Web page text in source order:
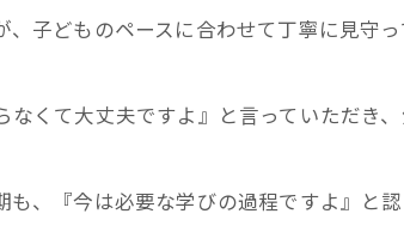
子どものペースに合わせて丁寧に見守
くて大丈夫ですよ』と言っていただき
、『今は必要な学びの過程ですよ』と